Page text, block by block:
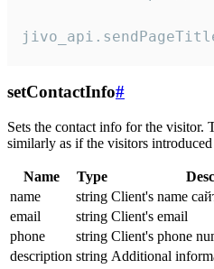
setContactInfo#
Sets the contact info for the visitor.
similarly as if the visitors
Name Type
name
string Client's name
email
string Client's email
phone
string Client's phone
description string Additional